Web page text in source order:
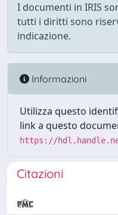
I documenti in IRIS
tutti i diritti sono
indicazione.
Informazioni
Utilizza questo
link a questo
https://
Citazioni